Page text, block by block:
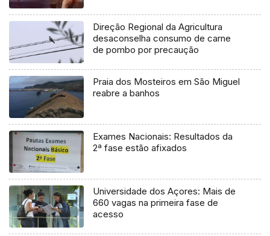
Direção Regional da Agricultura
desaconselha consumo de carne
de pombo por precaução
Praia dos Mosteiros em São Miguel
reabre a banhos
Exames Nacionais: Resultados da
2ª fase estão afixados
Universidade dos Açores: Mais de
660 vagas na primeira fase de
acesso